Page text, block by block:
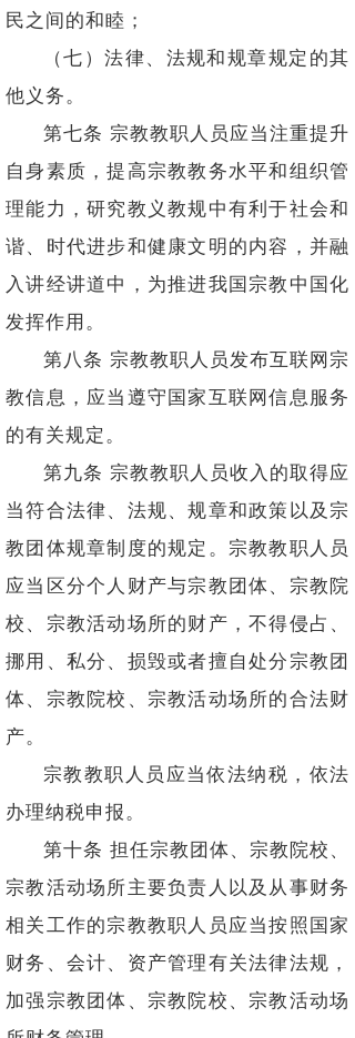
民之间的和睦；
（七）法律、法规和规章规定的其
他义务。
第七条 宗教教职人员应当注重提升
自身素质，提高宗教教务水平和组织管
理能力，研究教义教规中有利于社会和
谐、时代进步和健康文明的内容，并融
入讲经讲道中，为推进我国宗教中国化
发挥作用。
第八条 宗教教职人员发布互联网宗
教信息，应当遵守国家互联网信息服务
的有关规定。
第九条 宗教教职人员收入的取得应
当符合法律、法规、规章和政策以及宗
教团体规章制度的规定。宗教教职人员
应当区分个人财产与宗教团体、宗教院
校、宗教活动场所的财产，不得侵占、
挪用、私分、损毁或者擅自处分宗教团
体、宗教院校、宗教活动场所的合法财
产。
宗教教职人员应当依法纳税，依法
办理纳税申报。
第十条 担任宗教团体、宗教院校、
宗教活动场所主要负责人以及从事财务
相关工作的宗教教职人员应当按照国家
财务、会计、资产管理有关法律法规，
加强宗教团体、宗教院校、宗教活动场